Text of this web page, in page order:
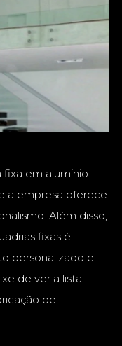
em aluminio
a empresa oferece
Além disso,
fixas é
personalizado e
de ver a lista
de